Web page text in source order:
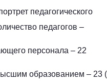
педагогического
педагогов –
персонала – 22
образованием – 23